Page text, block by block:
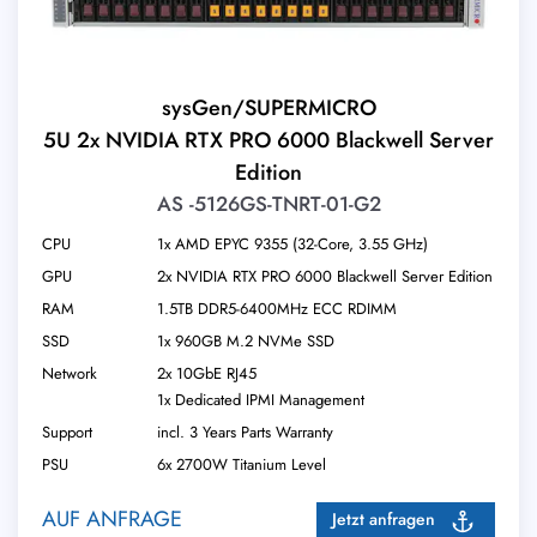
sysGen/SUPERMICRO
5U 2x NVIDIA RTX PRO 6000 Blackwell Server
Edition
AS -5126GS-TNRT-01-G2
CPU
1x AMD EPYC 9355 (32-Core, 3.55 GHz)
GPU
2x NVIDIA RTX PRO 6000 Blackwell Server Edition
RAM
1.5TB DDR5-6400MHz ECC RDIMM
SSD
1x 960GB M.2 NVMe SSD
Network
2x 10GbE RJ45
1x Dedicated IPMI Management
Support
incl. 3 Years Parts Warranty
PSU
6x 2700W Titanium Level
AUF ANFRAGE Jetzt anfragen